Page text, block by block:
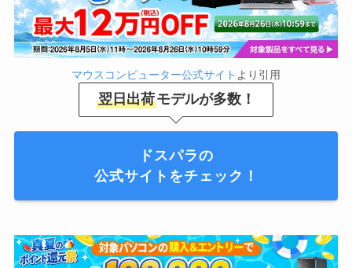
マウスコンピューター公式サイト より引用
翌日出荷モデルが多数！
ドスパラの
公式サイトをチェック！